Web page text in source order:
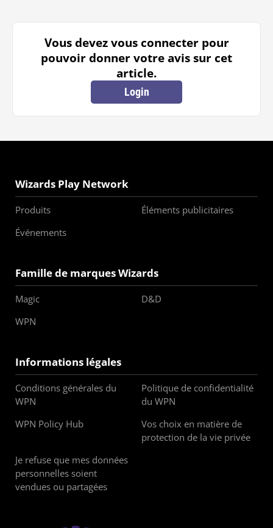
Vous devez vous connecter pour
pouvoir donner votre avis sur cet
article.
Login
Wizards Play Network
Produits
Éléments publicitaires
Événements
Famille de marques Wizards
Magic
D&D
WPN
Informations légales
Conditions générales du
WPN
Politique de confidentialité
du WPN
WPN Policy Hub
Vos choix en matière de
protection de la vie privée
Je refuse que mes données
personnelles soient
vendues ou partagées